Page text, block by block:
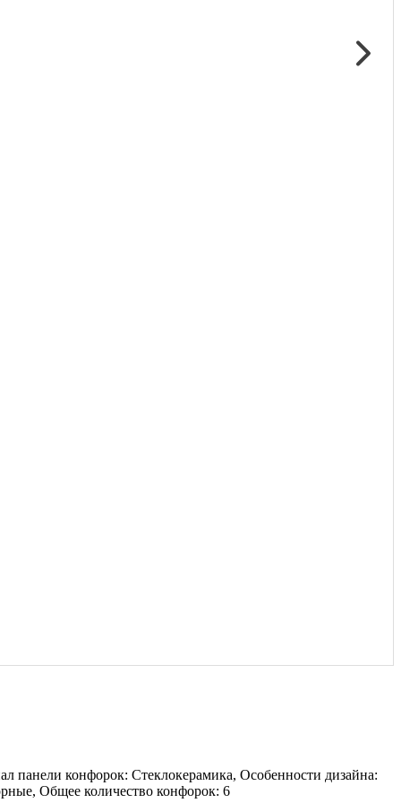
конфорок: Стеклокерамика, Особенности дизайна:
Общее количество конфорок: 6